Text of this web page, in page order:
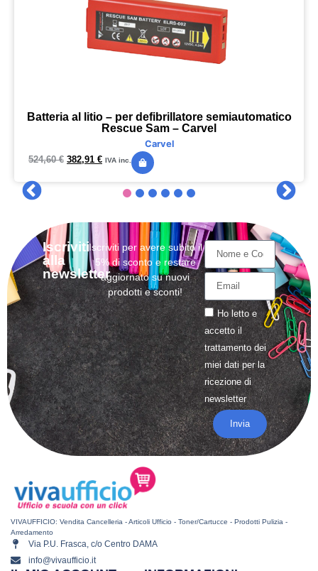
Batteria al litio – per defibrillatore semiautomatico
Rescue Sam – Carvel
Carvel
524,60€ 382,91 € IVA inc.
Iscriviti
alla
newsletter
Iscriviti per avere subito il
5% di sconto e restare
aggiornato su nuovi
prodotti e sconti!
Ho letto e
accetto il
trattamentodei
miei dati per la
ricezione di
newsletter
Invia
VIVAUFFICIO: Vendita Cancelleria - Articoli Ufficio - Toner/Cartucce - Prodotti Pulizia -
Arredamento
Via P.U. Frasca, c/o Centro DAMA
info@vivaufficio.it